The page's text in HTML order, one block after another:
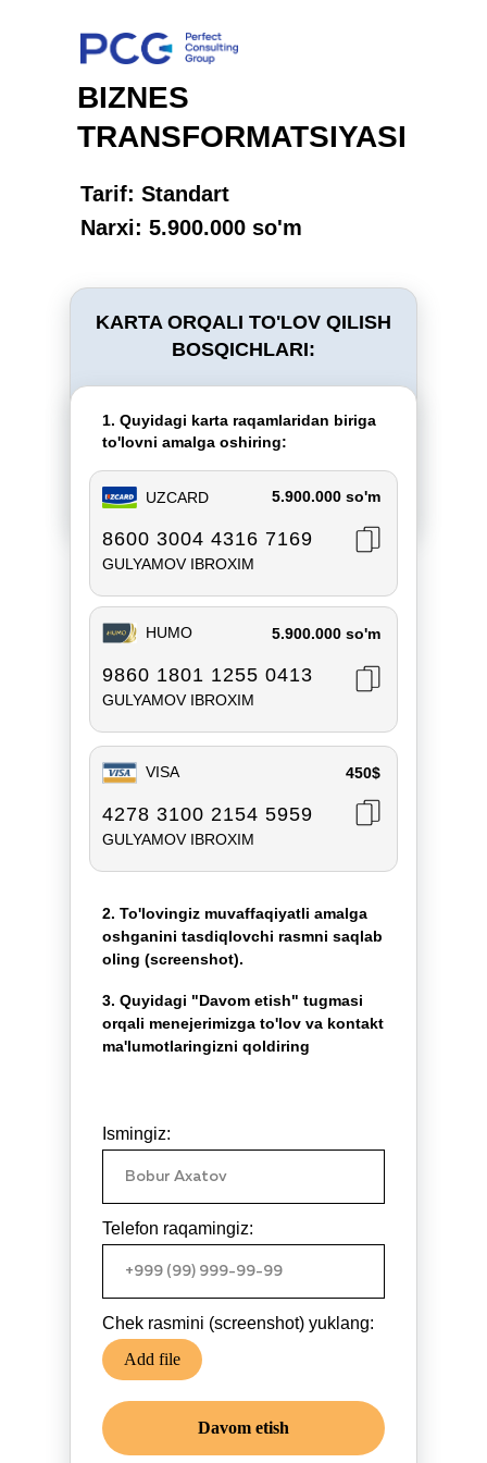
Tarif: Standart
Narxi: 5.900.000 so'm
1. Quyidagi karta raqamlaridan biriga
to'lovni amalga oshiring:
KARTA ORQALI TO'LOV QILISH
BOSQICHLARI:
UZCARD 5.900.000 so'm
8600 3004 4316 7169
GULYAMOV IBROXIM
HUMO 5.900.000 so'm
9860 1801 1255 0413
GULYAMOV IBROXIM
2. To'lovingiz muvaffaqiyatli amalga
oshganini tasdiqlovchi rasmni saqlab
oling (screenshot).
3. Quyidagi "Davom etish" tugmasi
orqali menejerimizga to'lov va kontakt
ma'lumotlaringizni qoldiring
BIZNES
TRANSFORMATSIYASI
VISA 450$
4278 3100 2154 5959
GULYAMOV IBROXIM
Ismingiz:
Telefon raqamingiz:
Chek rasmini (screenshot) yuklang:
Add file
Davom etish